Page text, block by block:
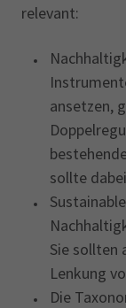
relevant:
ansetzen,
sollte
Sie sollten
Lenkung
Die